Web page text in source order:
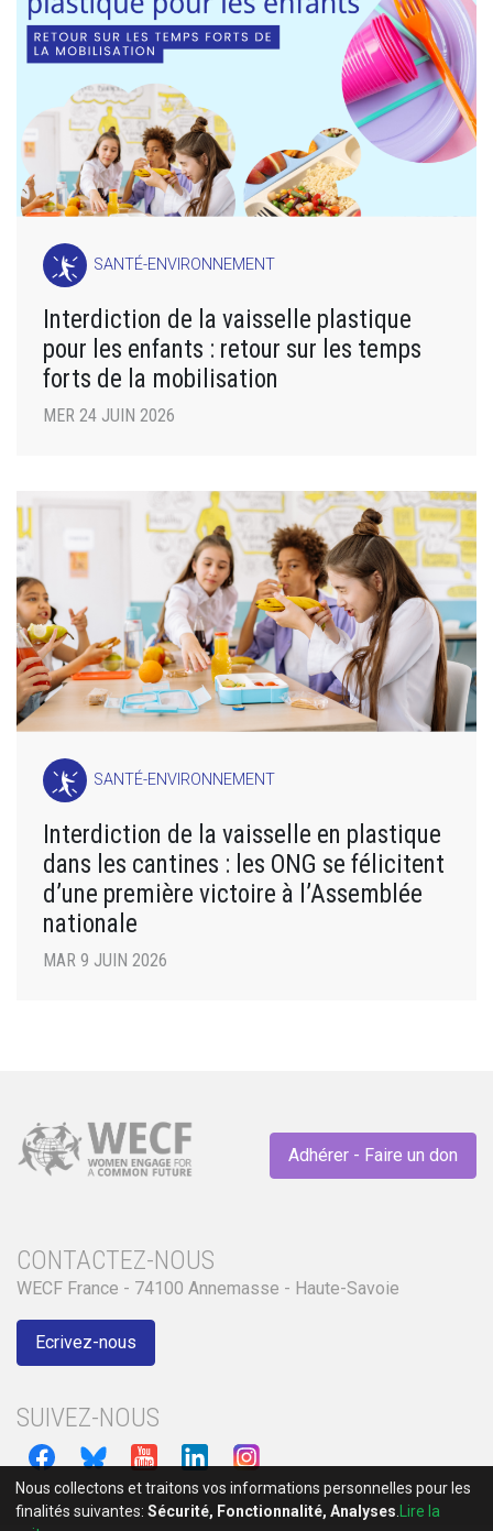
SANTÉ-ENVIRONNEMENT
Interdiction de la vaisselle plastique
pour les enfants : retour sur les temps
forts de la mobilisation
MER 24 JUIN 2026
SANTÉ-ENVIRONNEMENT
Interdiction de la vaisselle en plastique
dans les cantines : les ONG se félicitent
d’une première victoire à l’Assemblée
nationale
MAR 9 JUIN 2026
Adhérer - Faire un don
CONTACTEZ-NOUS
WECF France - 74100 Annemasse - Haute-Savoie
Ecrivez-nous
SUIVEZ-NOUS
Nous collectons et traitons vos informations personnelles pour les
finalités suivantes: Sécurité, Fonctionnalité, Analyses
Lire la